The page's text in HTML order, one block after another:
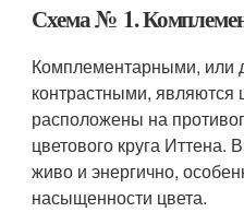
Схема № 1.
Комплементарными, или
контрастными, являются
расположены на
цветового круга Иттена.
живо и энергично,
насыщенности цвета.